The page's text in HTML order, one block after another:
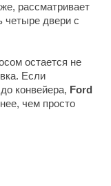
рассматривает
четыре двери с
остается не
Если
конвейера, Ford
чем просто